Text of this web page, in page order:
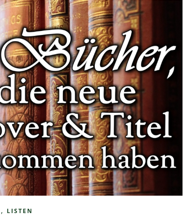
, LISTEN